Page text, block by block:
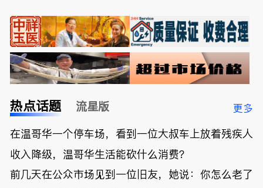
热点话题 流星版 更多
在温哥华一个停车场，看到一位大叔车上放着残疾人
收入降级，温哥华生活能砍什么消费？
前几天在公众市场见到一位旧友，她说：你怎么老了